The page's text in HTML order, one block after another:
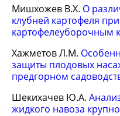
Мишхожев В.Х. О
клубней картофеля
картофелеуборочным
Хажметов Л.М.
защиты плодовых
предгорном
Шекихачев Ю.А.
жидкого навоза